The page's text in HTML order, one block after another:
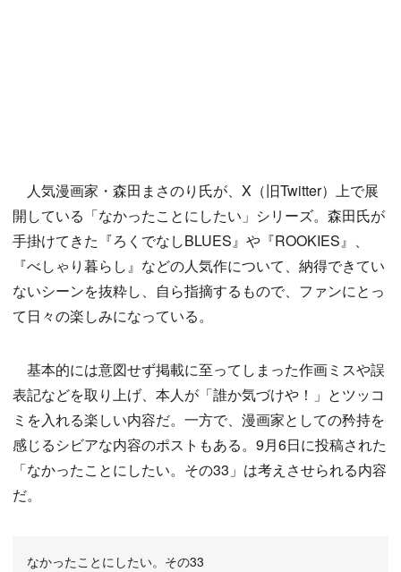
人気漫画家・森田まさのり氏が、X（旧Twitter）上で展
開している「なかったことにしたい」シリーズ。森田氏が
手掛けてきた『ろくでなしBLUES』や『ROOKIES』、
『べしゃり暮らし』などの人気作について、納得できてい
ないシーンを抜粋し、自ら指摘するもので、ファンにとっ
て日々の楽しみになっている。
基本的には意図せず掲載に至ってしまった作画ミスや誤
表記などを取り上げ、本人が「誰か気づけや！」とツッコ
ミを入れる楽しい内容だ。一方で、漫画家としての矜持を
感じるシビアな内容のポストもある。9月6日に投稿された
「なかったことにしたい。その33」は考えさせられる内容
だ。
なかったことにしたい。その33